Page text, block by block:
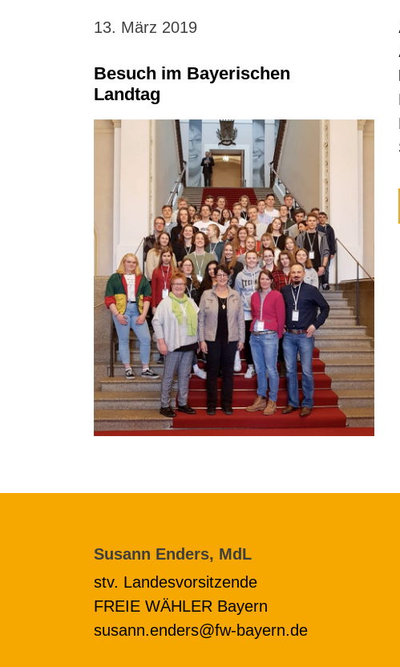
13. März 2019
Besuch im Bayerischen
Landtag
Susann Enders, MdL
stv. Landesvorsitzende
FREIE WÄHLER Bayern
susann.enders@fw-bayern.de